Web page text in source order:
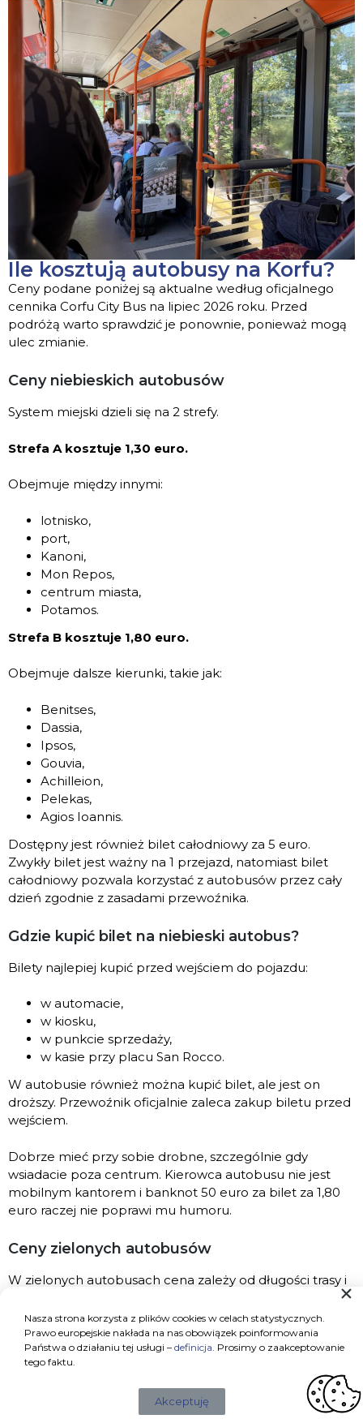
Ile kosztują autobusy na Korfu?
Ceny podane poniżej są aktualne według oficjalnego
cennika Corfu City Bus na lipiec 2026 roku. Przed
podróżą warto sprawdzić je ponownie, ponieważ mogą
ulec zmianie.
Ceny niebieskich autobusów
System miejski dzieli się na 2 strefy.
Strefa A kosztuje 1,30 euro.
Obejmuje między innymi:
lotnisko,
port,
Kanoni,
Mon Repos,
centrum miasta,
Potamos.
Strefa B kosztuje 1,80 euro.
Obejmuje dalsze kierunki, takie jak:
Benitses,
Dassia,
Ipsos,
Gouvia,
Achilleion,
Pelekas,
Agios Ioannis.
Dostępny jest również bilet całodniowy za 5 euro.
Zwykły bilet jest ważny na 1 przejazd, natomiast bilet
całodniowy pozwala korzystać z autobusów przez cały
dzień zgodnie z zasadami przewoźnika.
Gdzie kupić bilet na niebieski autobus?
Bilety najlepiej kupić przed wejściem do pojazdu:
w automacie,
w kiosku,
w punkcie sprzedaży,
w kasie przy placu San Rocco.
W autobusie również można kupić bilet, ale jest on
droższy. Przewoźnik oficjalnie zaleca zakup biletu przed
wejściem.
Dobrze mieć przy sobie drobne, szczególnie gdy
wsiadacie poza centrum. Kierowca autobusu nie jest
mobilnym kantorem i banknot 50 euro za bilet za 1,80
euro raczej nie poprawi mu humoru.
Ceny zielonych autobusów
W zielonych autobusach cena zależy od długości trasy i
Nie ma jednej wspólnej stawki dla całej wyspy. Przejazd
do pobliskiej miejscowości będzie tańszy niż podróż na
północ albo sam koniec południa Korfu.
Aktualną cenę najlepiej sprawdzić bezpośrednio w
Nasza strona korzysta z plików cookies w celach statystycznych.
Prawo europejskie nakłada na nas obowiązek poinformowania
Państwa o działaniu tej usługi – definicja. Prosimy o zaakceptowanie
tego faktu.
Akceptuję